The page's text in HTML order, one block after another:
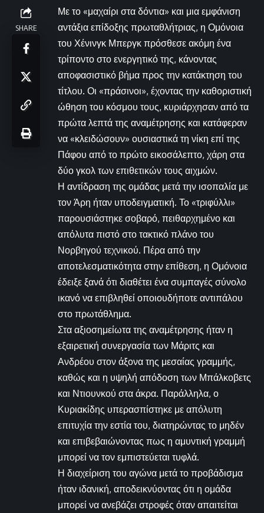
SHARE
Με το «μαχαίρι στα δόντια» και μια εμφάνιση
αντάξια επίδοξης πρωταθλήτριας, η Ομόνοια
του Χένινγκ Μπεργκ πρόσθεσε ακόμη ένα
τρίποντο στο ενεργητικό της, κάνοντας
αποφασιστικό βήμα προς την κατάκτηση του
τίτλου. Οι «πράσινοι», έχοντας την καθοριστική
ώθηση του κόσμου τους, κυριάρχησαν από τα
πρώτα λεπτά της αναμέτρησης και κατάφεραν
να «κλειδώσουν» ουσιαστικά τη νίκη επί της
Πάφου από το πρώτο εικοσάλεπτο, χάρη στα
δύο γκολ των επιθετικών τους αιχμών.
Η αντίδραση της ομάδας μετά την ισοπαλία με
τον Άρη ήταν υποδειγματική. Το «τριφύλλι»
παρουσιάστηκε σοβαρό, πειθαρχημένο και
απόλυτα πιστό στο τακτικό πλάνο του
Νορβηγού τεχνικού. Πέρα από την
αποτελεσματικότητα στην επίθεση, η Ομόνοια
έδειξε ξανά ότι διαθέτει ένα συμπαγές σύνολο
ικανό να επιβληθεί οποιουδήποτε αντιπάλου
στο πρωτάθλημα.
Στα αξιοσημείωτα της αναμέτρησης ήταν η
εξαιρετική συνεργασία των Μάριτς και
Ανδρέου στον άξονα της μεσαίας γραμμής,
καθώς και η υψηλή απόδοση των Μπάλκοβετς
και Ντιουνκού στα άκρα. Παράλληλα, ο
Κυριακίδης υπερασπίστηκε με απόλυτη
επιτυχία την εστία του, διατηρώντας το μηδέν
και επιβεβαιώνοντας πως η αμυντική γραμμή
μπορεί να τον εμπιστεύεται τυφλά.
Η διαχείριση του αγώνα μετά το προβάδισμα
ήταν ιδανική, αποδεικνύοντας ότι η ομάδα
μπορεί να ανεβάζει στροφές όταν απαιτείται